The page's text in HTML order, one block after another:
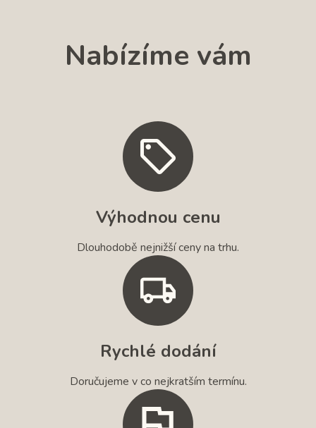
Nabízíme vám
Výhodnou cenu
Dlouhodobě nejnižší ceny na trhu.
Rychlé dodání
Doručujeme v co nejkratším termínu.